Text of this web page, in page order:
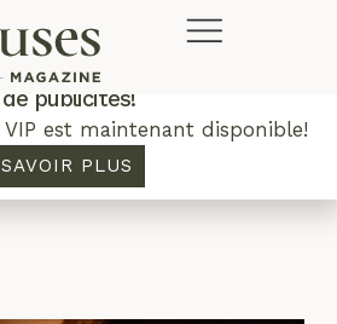
de rue
concours. Plus de rabais.
publicités!
VIP est maintenant disponible!
PLUS